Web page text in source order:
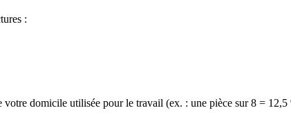
:
domicile utilisée pour le travail (ex. : une pièce sur 8 = 12,5